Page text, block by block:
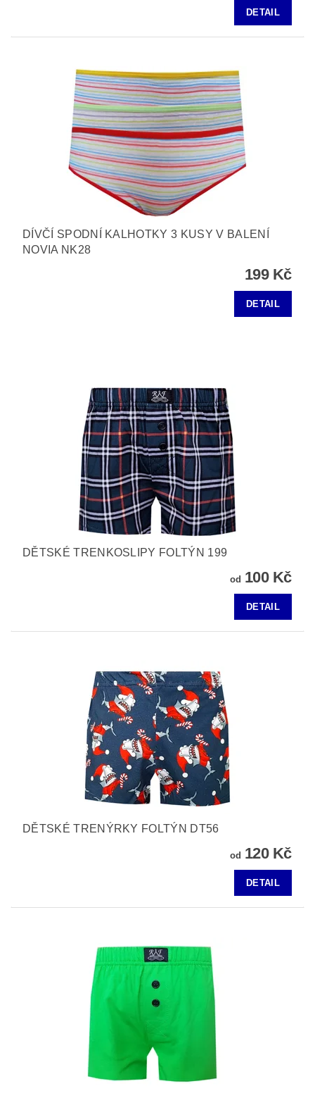
DETAIL
DÍVČÍ SPODNÍ KALHOTKY 3 KUSY V BALENÍ
NOVIA NK28
199 Kč
DETAIL
DĚTSKÉ TRENKOSLIPY FOLTÝN 199
od 100 Kč
DETAIL
DĚTSKÉ TRENÝRKY FOLTÝN DT56
od 120 Kč
DETAIL